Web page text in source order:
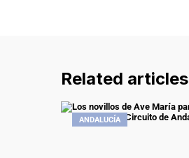
Related articles
ANDALUCÍA